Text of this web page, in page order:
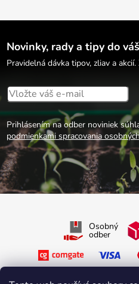
Novinky, rady a tipy do
Pravidelná dávka tipov, zliav a
Prihlásením na odber noviniek
podmienkami spracovania
Osobný
odber